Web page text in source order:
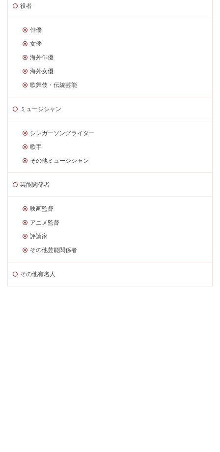
役者
俳優
女優
海外俳優
海外女優
歌舞伎・伝統芸能
ミュージシャン
シンガーソングライター
歌手
その他ミュージシャン
芸能関係者
映画監督
アニメ監督
評論家
その他芸能関係者
その他有名人